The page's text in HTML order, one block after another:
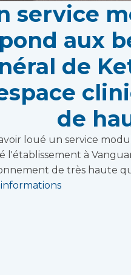
service
aux
de
de
loué un service
l'établissement à
de très haute